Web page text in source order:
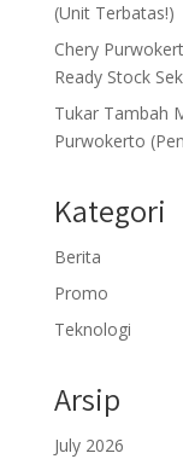
(Unit Terbatas!)
Chery
Ready Stock
Tukar Tambah
Purwokerto
Kategori
Berita
Promo
Teknologi
Arsip
July 2026